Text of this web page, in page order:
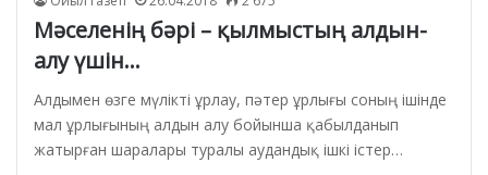
Мәселенің бәрі – қылмыстың алдын-
алу үшін…
Алдымен өзге мүлікті ұрлау, пәтер ұрлығы соның ішінде
мал ұрлығының алдын алу бойынша қабылданып
жатырған шаралары туралы аудандық ішкі істер…